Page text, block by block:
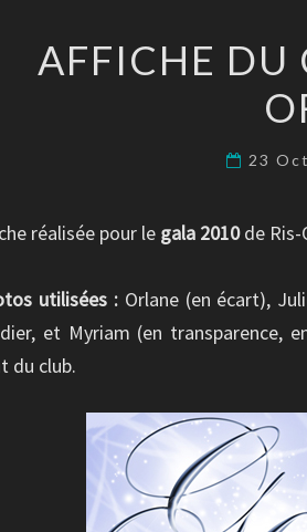
AFFICHE DU
23
réalisée pour le gala 2010de
utilisées :Orlane (en écart),
et Myriam (en transparence,
du club.